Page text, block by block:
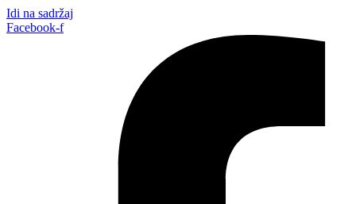
Idi na sadržaj
Facebook-f